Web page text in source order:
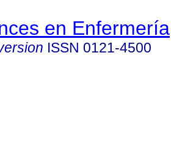
en Enfermería
ISSN 0121-4500